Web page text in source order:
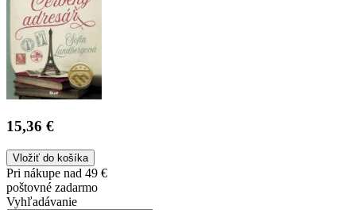
15,36 €
Vložiť do košíka
Pri nákupe nad 49 €
poštovné zadarmo
Vyhľadávanie